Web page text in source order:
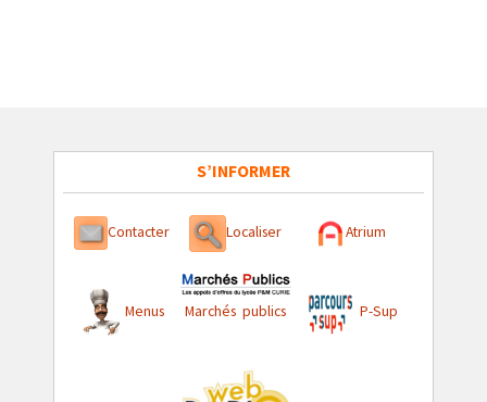
S’INFORMER
Contacter Localiser Atrium
Menus Marchés publics P-Sup